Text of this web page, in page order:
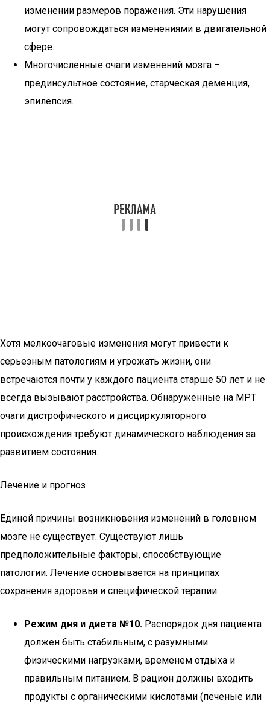
изменении размеров поражения. Эти нарушения
могут сопровождаться изменениями в двигательной
сфере.
Многочисленные очаги изменений мозга –
прединсультное состояние, старческая деменция,
эпилепсия.
Хотя мелкоочаговые изменения могут привести к
серьезным патологиям и угрожать жизни, они
встречаются почти у каждого пациента старше 50 лет и не
всегда вызывают расстройства. Обнаруженные на МРТ
очаги дистрофического и дисциркуляторного
происхождения требуют динамического наблюдения за
развитием состояния.
Лечение и прогноз
Единой причины возникновения изменений в головном
мозге не существует. Существуют лишь
предположительные факторы, способствующие
патологии. Лечение основывается на принципах
сохранения здоровья и специфической терапии:
Режим дня и диета №10. Распорядок дня пациента
должен быть стабильным, с разумными
физическими нагрузками, временем отдыха и
правильным питанием. В рацион должны входить
продукты с органическими кислотами (печеные или